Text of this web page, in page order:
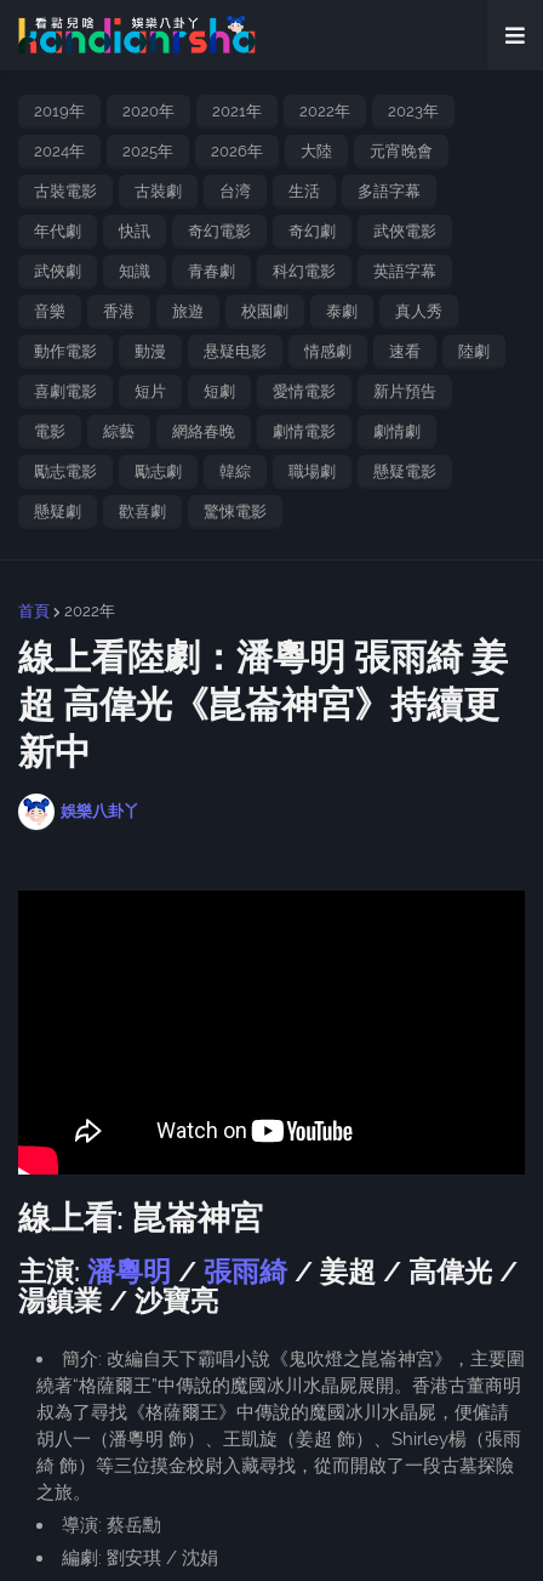
2019年 2020年 2021年 2022年 2023年
2024年 2025年 2026年 大陸 元宵晚會
古裝電影 古裝劇 台湾 生活 多語字幕
年代劇 快訊 奇幻電影 奇幻劇 武俠電影
武俠劇 知識 青春劇 科幻電影 英語字幕
音樂 香港 旅遊 校園劇 泰劇 真人秀
動作電影 動漫 悬疑电影 情感劇 速看 陸劇
喜劇電影 短片 短劇 愛情電影 新片預告
電影 綜藝 網絡春晚 劇情電影 劇情劇
勵志電影 勵志劇 韓綜 職場劇 懸疑電影
懸疑劇 歡喜劇 驚悚電影
首頁 2022年
線上看陸劇：潘粵明 張雨綺 姜
超 高偉光《崑崙神宮》持續更
新中
娛樂八卦丫
線上看: 崑崙神宮
主演: 潘粵明 / 張雨綺/ 姜超 / 高偉光 /
湯鎮業 / 沙寶亮
簡介: 改編自天下霸唱小說《鬼吹燈之崑崙神宮》，主要圍
繞著“格薩爾王”中傳說的魔國冰川水晶屍展開。香港古董商明
叔為了尋找《格薩爾王》中傳說的魔國冰川水晶屍，便僱請
胡八一（潘粵明 飾）、王凱旋（姜超 飾）、Shirley楊（張雨
綺 飾）等三位摸金校尉入藏尋找，從而開啟了一段古墓探險
之旅。
導演: 蔡岳勳
編劇: 劉安琪 / 沈娟